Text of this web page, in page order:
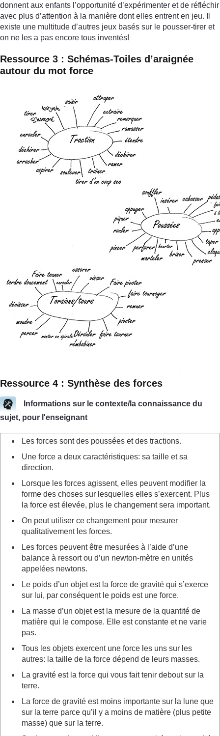
donnent aux enfants l’opportunité d’expérimenter et de réfléchir
avec plus d’attention à la manière dont elles entrent en jeu. Il
existe une multitude d’autres jeux basés sur le pousser-tirer et
on ne les a pas encore tous inventés!
Ressource 3 : Schémas-Toiles d’araignée
autour du mot force
Ressource 4 : Synthèse des forces
Informations sur le contexte/la connaissance du
sujet, pour l'enseignant
Les forces sont des poussées et des tractions.
Une force a deux caractéristiques: sa taille et sa
direction.
Lorsque les forces agissent, elles peuvent modifier la
forme des choses sur lesquelles elles s’exercent. Plus
la force est élevée, plus le changement sera important.
On peut utiliser ce changement pour mesurer
qualitativement les forces.
Les forces peuvent être mesurées à l’aide d’une
balance à ressort ou d’un newton-mètre en unités
appelées newtons.
Le poids d’un objet est la force de gravité qui s’exerce
sur lui, par conséquent le poids est une force.
La masse d’un objet est la mesure de la quantité de
matière qui le compose. Elle est constante et ne varie
pas.
Tous les objets exercent une force les uns sur les
autres: la taille de la force dépend de leurs masses.
La gravité est la force qui vous fait tenir debout sur la
terre.
La force de gravité est moins importante sur la lune que
sur la terre parce qu’il y a moins de matière (plus petite
masse) que sur la terre.